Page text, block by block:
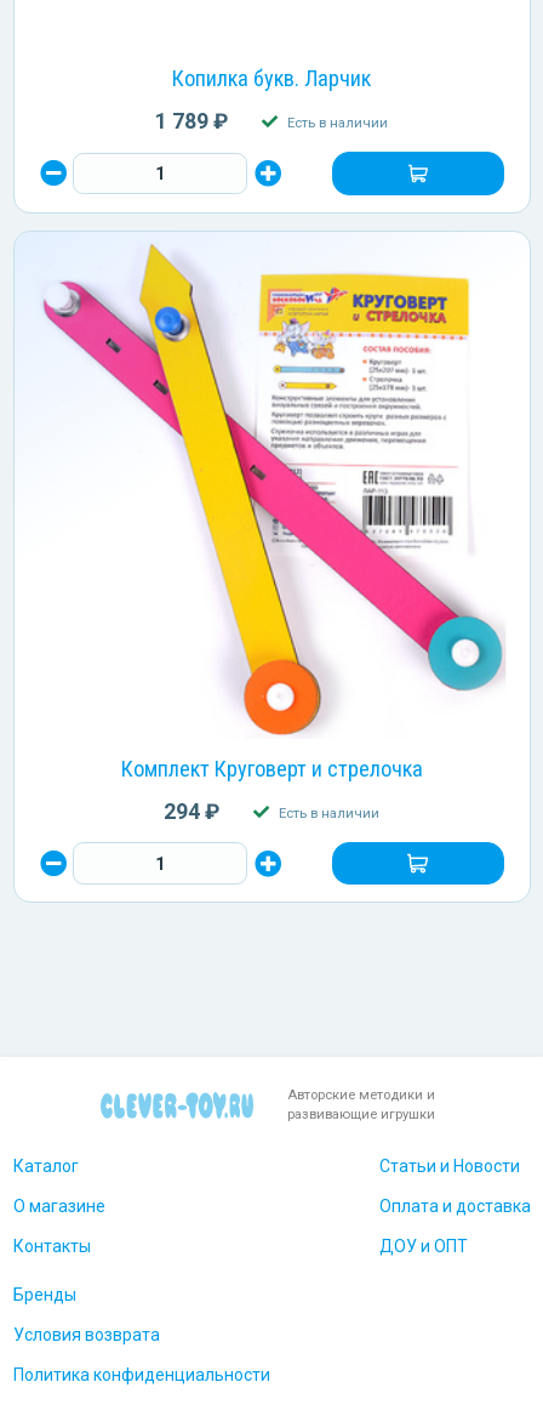
Копилка букв. Ларчик
1 789 ₽ Есть в наличии
Комплект Круговерт и стрелочка
294 ₽ Есть в наличии
Авторские методики и
развивающие игрушки
Каталог
О магазине
Контакты
Статьи и Новости
Оплата и доставка
ДОУ и ОПТ
Бренды
Условия возврата
Политика конфиденциальности